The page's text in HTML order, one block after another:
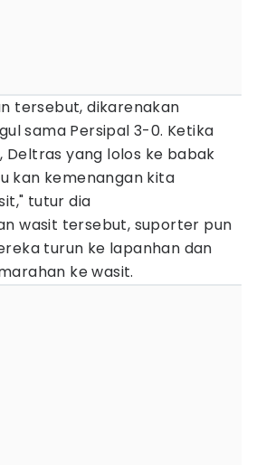
tersebut, dikarenakan
sama Persipal 3-0. Ketika
Deltras yang lolos ke babak
kan kemenangan kita
tutur dia
wasit tersebut, suporter pun
turun ke lapanhan dan
ke wasit.